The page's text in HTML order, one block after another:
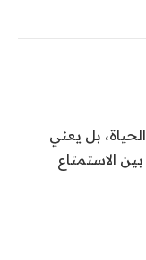
بل يعني
الاستمتاع